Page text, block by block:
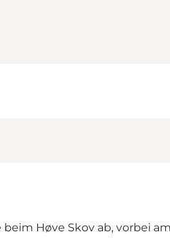
Høve Skov ab, vorbei